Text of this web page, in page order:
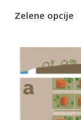
Zelene opcije